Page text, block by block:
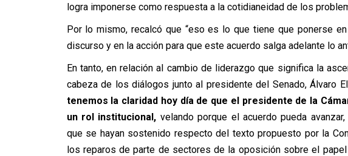
logra imponerse como respuesta a la cotidianeidad de los
Por lo mismo, recalcó que “eso es lo que tiene que ponerse
discurso y en la acción para que este acuerdo salga adelante lo
En tanto, en relación al cambio de liderazgo que significa la
cabeza de los diálogos junto al presidente del Senado, Álvaro
tenemos la claridad hoy día de que el presidente de la
un rol institucional, velando porque el acuerdo pueda
que se hayan sostenido respecto del texto propuesto por la
los reparos de parte de sectores de la oposición sobre el